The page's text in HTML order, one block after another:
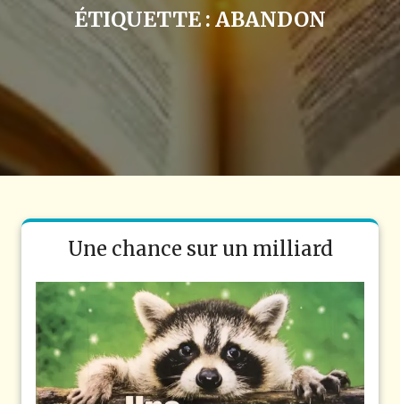
ÉTIQUETTE : ABANDON
Une chance sur un milliard